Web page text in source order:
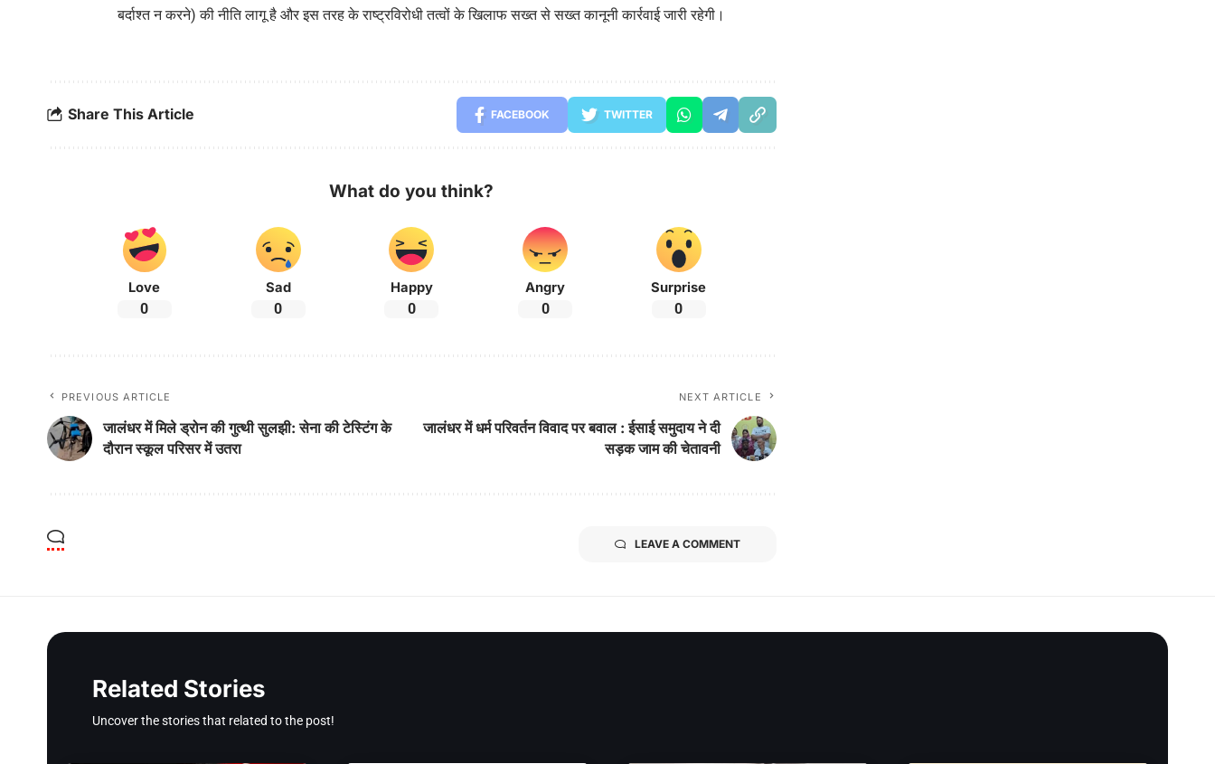
बर्दाश्त न करने) की नीति लागू है और इस तरह के राष्ट्रविरोधी तत्वों के खिलाफ सख्त से सख्त कानूनी कार्रवाई जारी रहेगी।
Share This Article FACEBOOK TWITTER
What do you think?
Love
0
Sad
0
Happy
0
Angry
0
Surprise
0
PREVIOUS ARTICLE
जालंधर में मिले ड्रोन की गुत्थी सुलझी: सेना की टेस्टिंग के
दौरान स्कूल परिसर में उतरा
NEXT ARTICLE
जालंधर में धर्म परिवर्तन विवाद पर बवाल : ईसाई समुदाय ने दी
सड़क जाम की चेतावनी
LEAVE A COMMENT
Related Stories
Uncover the stories that related to the post!